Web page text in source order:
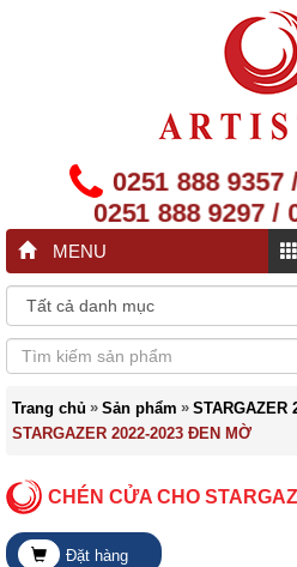
0251 888 9357
0251 888 9297 /
MENU
Trang chủ » Sản phẩm » STARGAZER
STARGAZER 2022-2023 ĐEN MỜ
CHÉN CỬA CHO
Đặt hàng